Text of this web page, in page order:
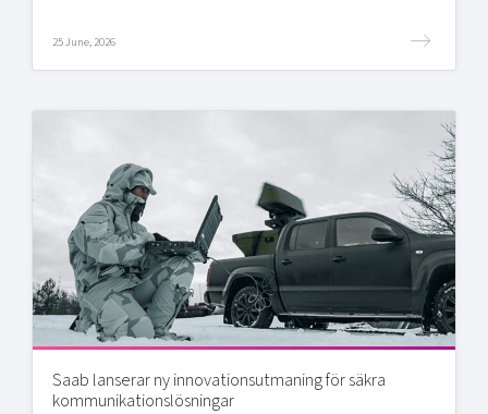
25 June, 2026
Saab lanserar ny innovationsutmaning för säkra
kommunikationslösningar